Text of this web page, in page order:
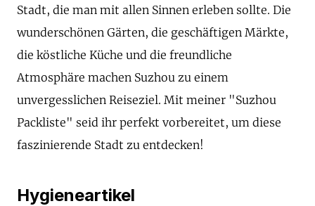
Stadt, die man mit allen Sinnen erleben sollte. Die
wunderschönen Gärten, die geschäftigen Märkte,
die köstliche Küche und die freundliche
Atmosphäre machen Suzhou zu einem
unvergesslichen Reiseziel. Mit meiner "Suzhou
Packliste" seid ihr perfekt vorbereitet, um diese
faszinierende Stadt zu entdecken!
Hygieneartikel